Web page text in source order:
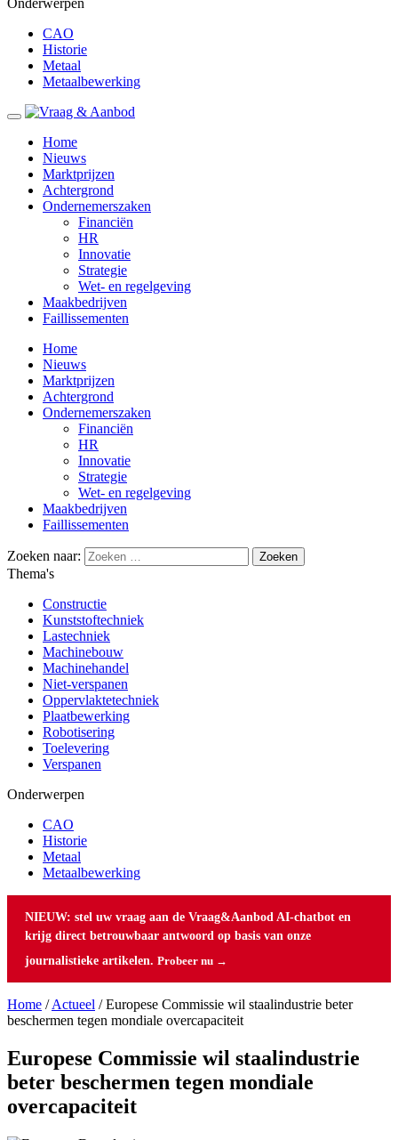
Onderwerpen
CAO
Historie
Metaal
Metaalbewerking
Home
Nieuws
Marktprijzen
Achtergrond
Ondernemerszaken
Financiën
HR
Innovatie
Strategie
Wet- en regelgeving
Maakbedrijven
Faillissementen
Home
Nieuws
Marktprijzen
Achtergrond
Ondernemerszaken
Financiën
HR
Innovatie
Strategie
Wet- en regelgeving
Maakbedrijven
Faillissementen
Zoeken naar:
Thema's
Constructie
Kunststoftechniek
Lastechniek
Machinebouw
Machinehandel
Niet-verspanen
Oppervlaktetechniek
Plaatbewerking
Robotisering
Toelevering
Verspanen
Onderwerpen
CAO
Historie
Metaal
Metaalbewerking
NIEUW: stel uw vraag aan de Vraag&Aanbod AI-chatbot en
krijg direct betrouwbaar antwoord op basis van onze
journalistieke artikelen. Probeer nu →
Home /Actueel /Europese Commissie wil staalindustrie beter
beschermen tegen mondiale overcapaciteit
Europese Commissie wil staalindustrie
beter beschermen tegen mondiale
overcapaciteit